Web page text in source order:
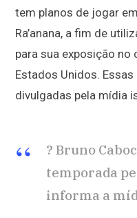
tem planos de jogar
Ra’anana, a fim de
para sua exposição no
Estados Unidos.
divulgadas pela mídia
? Bruno
temporada
informa a